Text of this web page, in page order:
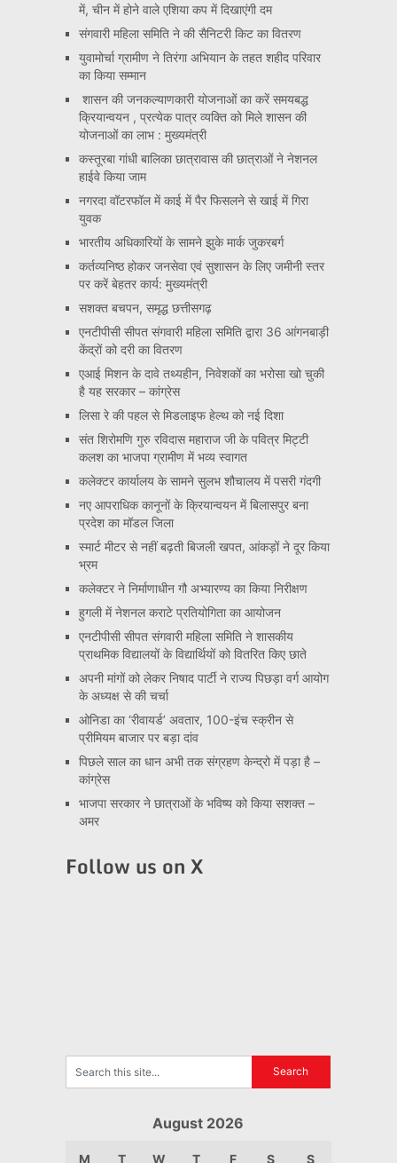
में, चीन में होने वाले एशिया कप में दिखाएंगी दम
संगवारी महिला समिति ने की सैनिटरी किट का वितरण
युवामोर्चा ग्रामीण ने तिरंगा अभियान के तहत शहीद परिवार
का किया सम्मान
शासन की जनकल्याणकारी योजनाओं का करें समयबद्ध
क्रियान्वयन , प्रत्येक पात्र व्यक्ति को मिले शासन की
योजनाओं का लाभ : मुख्यमंत्री
कस्तूरबा गांधी बालिका छात्रावास की छात्राओं ने नेशनल
हाईवे किया जाम
नगरदा वॉटरफॉल में काई में पैर फिसलने से खाई में गिरा
युवक
भारतीय अधिकारियों के सामने झुके मार्क जुकरबर्ग
कर्तव्यनिष्ठ होकर जनसेवा एवं सुशासन के लिए जमीनी स्तर
पर करें बेहतर कार्य: मुख्यमंत्री
सशक्त बचपन, समृद्ध छत्तीसगढ़
एनटीपीसी सीपत संगवारी महिला समिति द्वारा 36 आंगनबाड़ी
केंद्रों को दरी का वितरण
एआई मिशन के दावे तथ्यहीन, निवेशकों का भरोसा खो चुकी
है यह सरकार – कांग्रेस
लिसा रे की पहल से मिडलाइफ हेल्थ को नई दिशा
संत शिरोमणि गुरु रविदास महाराज जी के पवित्र मिट्टी
कलश का भाजपा ग्रामीण में भव्य स्वागत
कलेक्टर कार्यालय के सामने सुलभ शौचालय में पसरी गंदगी
नए आपराधिक कानूनों के क्रियान्वयन में बिलासपुर बना
प्रदेश का मॉडल जिला
स्मार्ट मीटर से नहीं बढ़ती बिजली खपत, आंकड़ों ने दूर किया
भ्रम
कलेक्टर ने निर्माणाधीन गौ अभ्यारण्य का किया निरीक्षण
हुगली में नेशनल कराटे प्रतियोगिता का आयोजन
एनटीपीसी सीपत संगवारी महिला समिति ने शासकीय
प्राथमिक विद्यालयों के विद्यार्थियों को वितरित किए छाते
अपनी मांगों को लेकर निषाद पार्टी ने राज्य पिछड़ा वर्ग आयोग
के अध्यक्ष से की चर्चा
ओनिडा का ‘रीवायर्ड’ अवतार, 100-इंच स्क्रीन से
प्रीमियम बाजार पर बड़ा दांव
पिछले साल का धान अभी तक संग्रहण केन्द्रो में पड़ा है –
कांग्रेस
भाजपा सरकार ने छात्राओं के भविष्य को किया सशक्त –
अमर
Follow us on X
August 2026
M T W T F S S